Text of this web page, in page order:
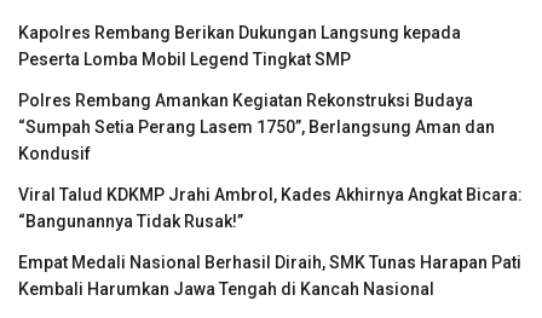
Kapolres Rembang Berikan Dukungan Langsung kepada
Peserta Lomba Mobil Legend Tingkat SMP
Polres Rembang Amankan Kegiatan Rekonstruksi Budaya
“Sumpah Setia Perang Lasem 1750”, Berlangsung Aman dan
Kondusif
Viral Talud KDKMP Jrahi Ambrol, Kades Akhirnya Angkat Bicara:
“Bangunannya Tidak Rusak!”
Empat Medali Nasional Berhasil Diraih, SMK Tunas Harapan Pati
Kembali Harumkan Jawa Tengah di Kancah Nasional